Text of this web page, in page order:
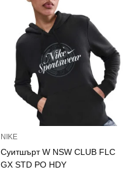
NIKE
Суитшърт W NSW CLUB FLC
GX STD PO HDY